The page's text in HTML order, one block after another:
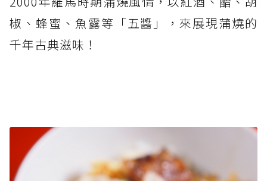
椒、蜂蜜、魚露等「五醬」，來展現蒲燒的
千年古典滋味！